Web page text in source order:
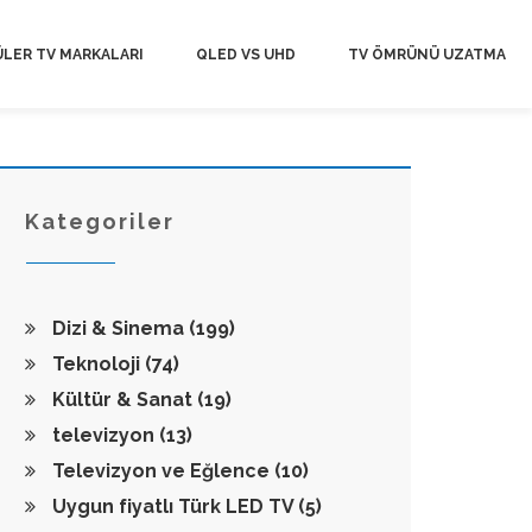
TV MARKALARI QLED VS UHD TV ÖMRÜNÜ UZATMA
Kategoriler
Dizi & Sinema (199)
Teknoloji (74)
Kültür & Sanat (19)
televizyon (13)
Televizyon ve Eğlence (10)
Uygun fiyatlı Türk LED TV (5)